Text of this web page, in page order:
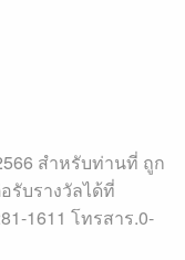
สำหรับท่านที่ ถูก
รับรางวัลได้ที่
1611 โทรสาร.0-